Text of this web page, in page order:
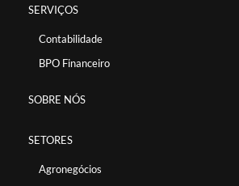
SERVIÇOS
Contabilidade
BPO Financeiro
SOBRE NÓS
SETORES
Agronegócios